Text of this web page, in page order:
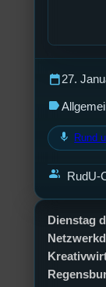
Dienstag
calendar_today27.
label
mic Rund
group RudU-